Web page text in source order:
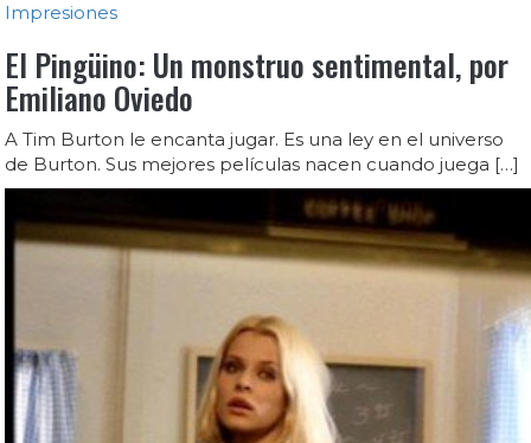
Impresiones
El Pingüino: Un monstruo sentimental, por
Emiliano Oviedo
A Tim Burton le encanta jugar. Es una ley en el universo
de Burton. Sus mejores películas nacen cuando juega […]